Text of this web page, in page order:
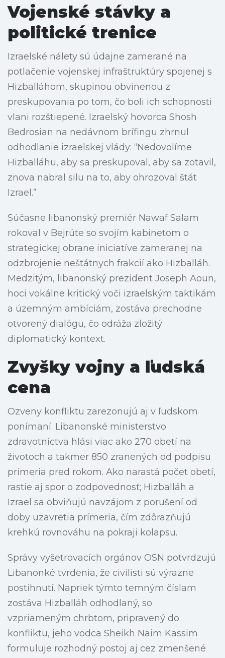
Vojenské stávky a
politické trenice
Izraelské nálety sú údajne zamerané na
potlačenie vojenskej infraštruktúry spojenej s
Hizballáhom, skupinou obvinenou z
preskupovania po tom, čo boli ich schopnosti
vlani rozštiepené. Izraelský hovorca Shosh
Bedrosian na nedávnom brífingu zhrnul
odhodlanie izraelskej vlády: “Nedovolíme
Hizballáhu, aby sa preskupoval, aby sa zotavil,
znova nabral silu na to, aby ohrozoval štát
Izrael.”
Súčasne libanonský premiér Nawaf Salam
rokoval v Bejrúte so svojím kabinetom o
strategickej obrane iniciatíve zameranej na
odzbrojenie neštátnych frakcií ako Hizballáh.
Medzitým, libanonský prezident Joseph Aoun,
hoci vokálne kritický voči izraelským taktikám
a územným ambíciám, zostáva prechodne
otvorený dialógu, čo odráža zložitý
diplomatický kontext.
Zvyšky vojny a ľudská
cena
Ozveny konfliktu zarezonujú aj v ľudskom
ponímaní. Libanonské ministerstvo
zdravotníctva hlási viac ako 270 obetí na
životoch a takmer 850 zranených od podpisu
prímeria pred rokom. Ako narastá počet obetí,
rastie aj spor o zodpovednosť; Hizballáh a
Izrael sa obviňujú navzájom z porušení od
doby uzavretia prímeria, čím zdôrazňujú
krehkú rovnováhu na pokraji kolapsu.
Správy vyšetrovacích orgánov OSN potvrdzujú
Libanonké tvrdenia, že civilisti sú výrazne
postihnutí. Napriek týmto temným číslam
zostáva Hizballáh odhodlaný, so
vzpriameným chrbtom, pripravený do
konfliktu, jeho vodca Sheikh Naim Kassim
formuluje rozhodný postoj aj cez zmenšené